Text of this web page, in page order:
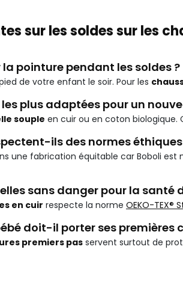
sur les soldes sur les
pointure pendant les soldes ?
de votre enfant le soir. Pour les
plus adaptées pour un
souple en cuir ou en coton biologique.
ils des normes
une fabrication équitable car Boboli est
sans danger pour la santé
en cuir respecte la norme OEKO-TEX®
doit-il porter ses premières
premiers pas servent surtout de